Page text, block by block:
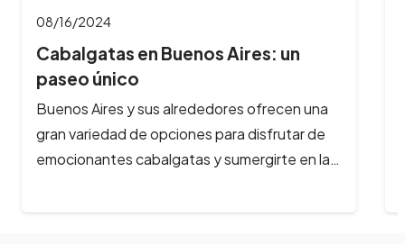
08/16/2024
Cabalgatas en Bariloche: aventuras
a caballo…
¿Te imaginas galopar por paisajes de ensueño,
rodeado de montañas nevadas, lagos
cristalinos y bosques milenarios? En Bariloche,